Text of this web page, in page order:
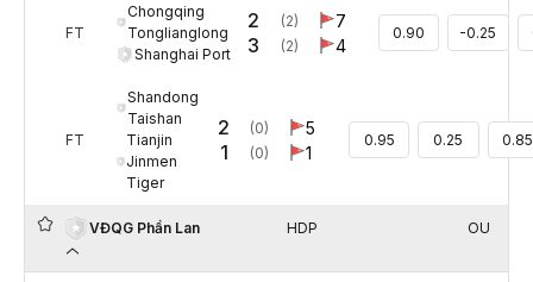
FT
Chongqing
Tonglianglong
Shanghai Port
2
3
(2)
(2)
7
4
0.90 -0.25
FT
Shandong
Taishan
Tianjin
Jinmen
Tiger
2
1
(0)
(0)
5
1
0.95 0.25 0.85
VĐQG Phần Lan HDP OU